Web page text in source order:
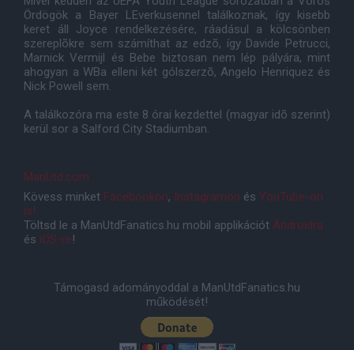
Ördögök a Bayer LEverkusennel találkoznak, így kisebb
keret áll Joyce rendelkezésére, ráadásul a kölcsönben
szereplõkre sem számíthat az edzõ, így Davide Petrucci,
Marnick Vermijl és Bebe biztosan nem lép pályára, mint
ahogyan a WBa elleni két gólszerzõ, Angelo Henriquez és
Nick Powell sem.
A találkozóra ma este 8 órai kezdettel (magyar idõ szerint)
kerül sor a Salford City Stadiumban.
ManUtd.com
Kövess minket Facebookon, Instagramon és YouTube-on
is!
Töltsd le a ManUtdFanatics.hu mobil applikációt Androidra
és iOS-re!
Támogasd adományoddal a ManUtdFanatics.hu
működését!